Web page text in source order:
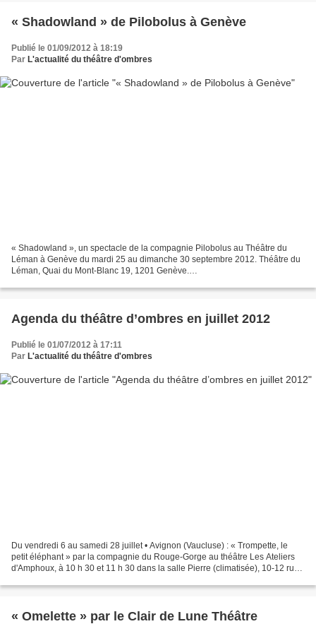
« Shadowland » de Pilobolus à Genève
Publié le 01/09/2012 à 18:19
Par L'actualité du théâtre d'ombres
« Shadowland », un spectacle de la compagnie Pilobolus au Théâtre du
Léman à Genève du mardi 25 au dimanche 30 septembre 2012. Théâtre du
Léman, Quai du Mont-Blanc 19, 1201 Genève.
Agenda du théâtre d’ombres en juillet 2012
Publié le 01/07/2012 à 17:11
Par L'actualité du théâtre d'ombres
Du vendredi 6 au samedi 28 juillet • Avignon (Vaucluse) : « Trompette, le
petit éléphant » par la compagnie du Rouge-Gorge au théâtre Les Ateliers
d'Amphoux, à 10 h 30 et 11 h 30 dans la salle Pierre (climatisée), 10-12 rue
« Omelette » par le Clair de Lune Théâtre